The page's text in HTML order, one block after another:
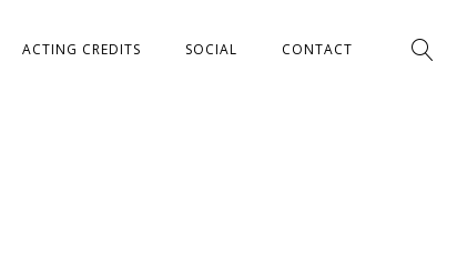
ACTING CREDITS SOCIAL CONTACT